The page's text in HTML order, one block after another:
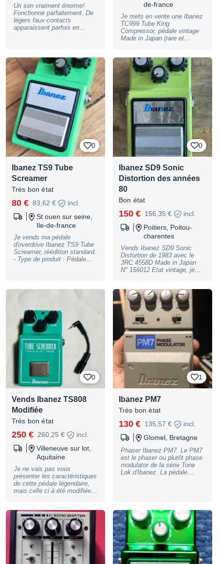
500€ Boite à rythme
analogique, 10 pistes trigger
(plusieurs potards à changer).
-RMA Dirty Doper : 500€
Un son vraiment énorme!
Fonctionne parfaitement. De
légers faux-contacts
apparaissent parfois en
dessus. Manque l'alim 9V.
de-france
Je mets en vente une Ibanez
TC999 Tube King
Compressor, pédale vintage
Made in Japan (rare et
avec un vrai caractère
vintage Idéale pour clean,
crunch, funk, blues, ou pour
épaissir un lead, avec en
plus un BOOST. Pédale très
récemment révisée par JSLG
(facture en photo) État •
Fonctionne parfaitement •
État cosmétique : traces
d’usage visibles liées à l’âge
(voir photos) Points forts •
Modèle rare sur le marché •
Fabrication japonaise
(période très appréciée chez
compresseurs modernes trop
transparents • Intéresse
autant les musiciens que les
collectionneurs Vendu sans
alimentation À venir, essayer
main propre, vers St Leu ou
la charge de l'acheteur.
0
Ibanez TS9 Tube
Screamer
Très bon état
80 € 83,62 €
incl.
St ouen sur seine,
Ile-de-france
Je vends ma pédale
d'overdrive Ibanez TS9 Tube
Screamer, réédition standard.
- Type de produit : Pédale
Tone, Level (3
fourni) Très bon état
N'hésitez pas à me contacter
si vous avez des questions !
0
Ibanez SD9 Sonic
Distortion des années
80
Bon état
150 € 156,35 €
incl.
Poitiers, Poitou-
charentes
Vends Ibanez SD9 Sonic
Distortion de 1983 avec le
JRC 4558D Made in Japan
N° 156012 Etat vintage, je
Mondial Relay) Pas
d'échange merci
0
Vends Ibanez TS808
Modifiée
Très bon état
250 € 260,25 €
incl.
Villeneuve sur lot,
Aquitaine
Je ne vais pas vous
présenter les caractéristiques
de cette pédale légendaire,
mais celle ci à été modifiée
permet de changer la pièce
pour en essayer d’autre
facilement.
1
Ibanez PM7
Très bon état
130 € 135,57 €
incl.
Glomel, Bretagne
Phaser Ibanez PM7. Le PM7
est le phaser ou plutôt phase
modulator de la série Tone
Lok d'Ibanez. La pédale
pour la vitesse, la profondeur
et le feedback.